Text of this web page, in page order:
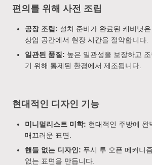
편의를 위해 사전 조립
공장 조립: 설치 준비가 완료된 캐비닛
상업 공간에서 현장 시간을 절약합니다.
일관된 품질: 높은 일관성을 보장하고
기 위해 통제된 환경에서 제조됩니다.
현대적인 디자인 기능
미니멀리스트 미학: 현대적인 주방에 완
매끄러운 표면.
핸들 없는 디자인: 푸시 투 오픈 메커니
없는 표면을 만듭니다.